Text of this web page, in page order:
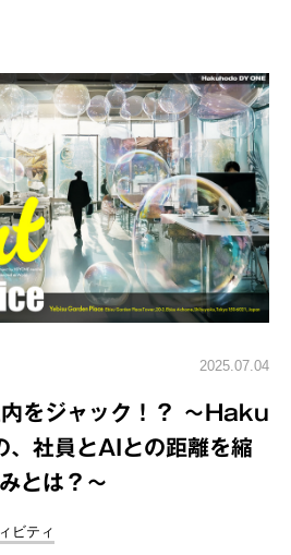
2025.07.04
をジャック！？ ～Haku
社員とAIとの距離を縮
とは？～
ビティ